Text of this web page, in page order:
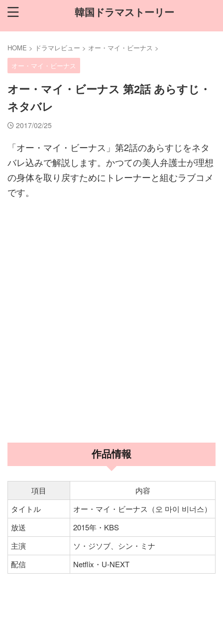
韓国ドラマストーリー
HOME > ドラマレビュー > オー・マイ・ビーナス >
オー・マイ・ビーナス
オー・マイ・ビーナス 第2話 あらすじ・
ネタバレ
2017/02/25
「オー・マイ・ビーナス」第2話のあらすじをネタ
バレ込みで解説します。かつての美人弁護士が理想
の身体を取り戻すためにトレーナーと組むラブコメ
です。
作品情報
項目
内容
タイトル
オー・マイ・ビーナス（오 마이 비너스）
放送
2015年・KBS
主演
ソ・ジソブ、シン・ミナ
配信
Netflix・U-NEXT